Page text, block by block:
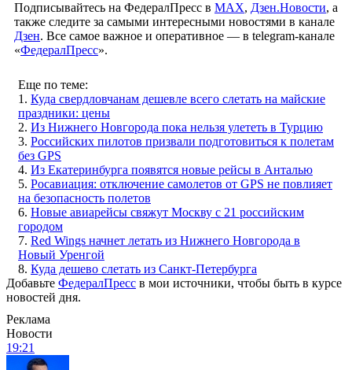
Подписывайтесь на ФедералПресс в МАХ, Дзен.Новости, а
также следите за самыми интересными новостями в канале
Дзен. Все самое важное и оперативное — в telegram-канале
«ФедералПресс».
Еще по теме:
1. Куда свердловчанам дешевле всего слетать на майские
праздники: цены
2. Из Нижнего Новгорода пока нельзя улететь в Турцию
3. Российских пилотов призвали подготовиться к полетам
без GPS
4. Из Екатеринбурга появятся новые рейсы в Анталью
5. Росавиация: отключение самолетов от GPS не повлияет
на безопасность полетов
6. Новые авиарейсы свяжут Москву с 21 российским
городом
7. Red Wings начнет летать из Нижнего Новгорода в
Новый Уренгой
8. Куда дешево слетать из Санкт-Петербурга
Добавьте ФедералПресс в мои источники, чтобы быть в курсе
новостей дня.
Реклама
Новости
19:21